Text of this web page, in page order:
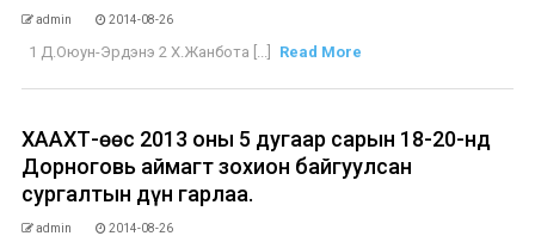
admin 2014-08-26
1 Д.Оюун-Эрдэнэ 2 Х.Жанбота [...] Read More
ХААХТ-өөс 2013 оны 5 дугаар сарын 18-20-нд
Дорноговь аймагт зохион байгуулсан
сургалтын дүн гарлаа.
admin 2014-08-26